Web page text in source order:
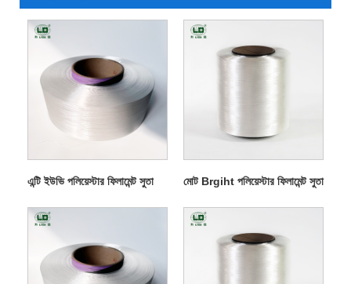
এন্টি ইউভি পলিয়েস্টার ফিলামেন্ট সুতা মোট Brgiht পলিয়েস্টার ফিলামেন্ট সুতা